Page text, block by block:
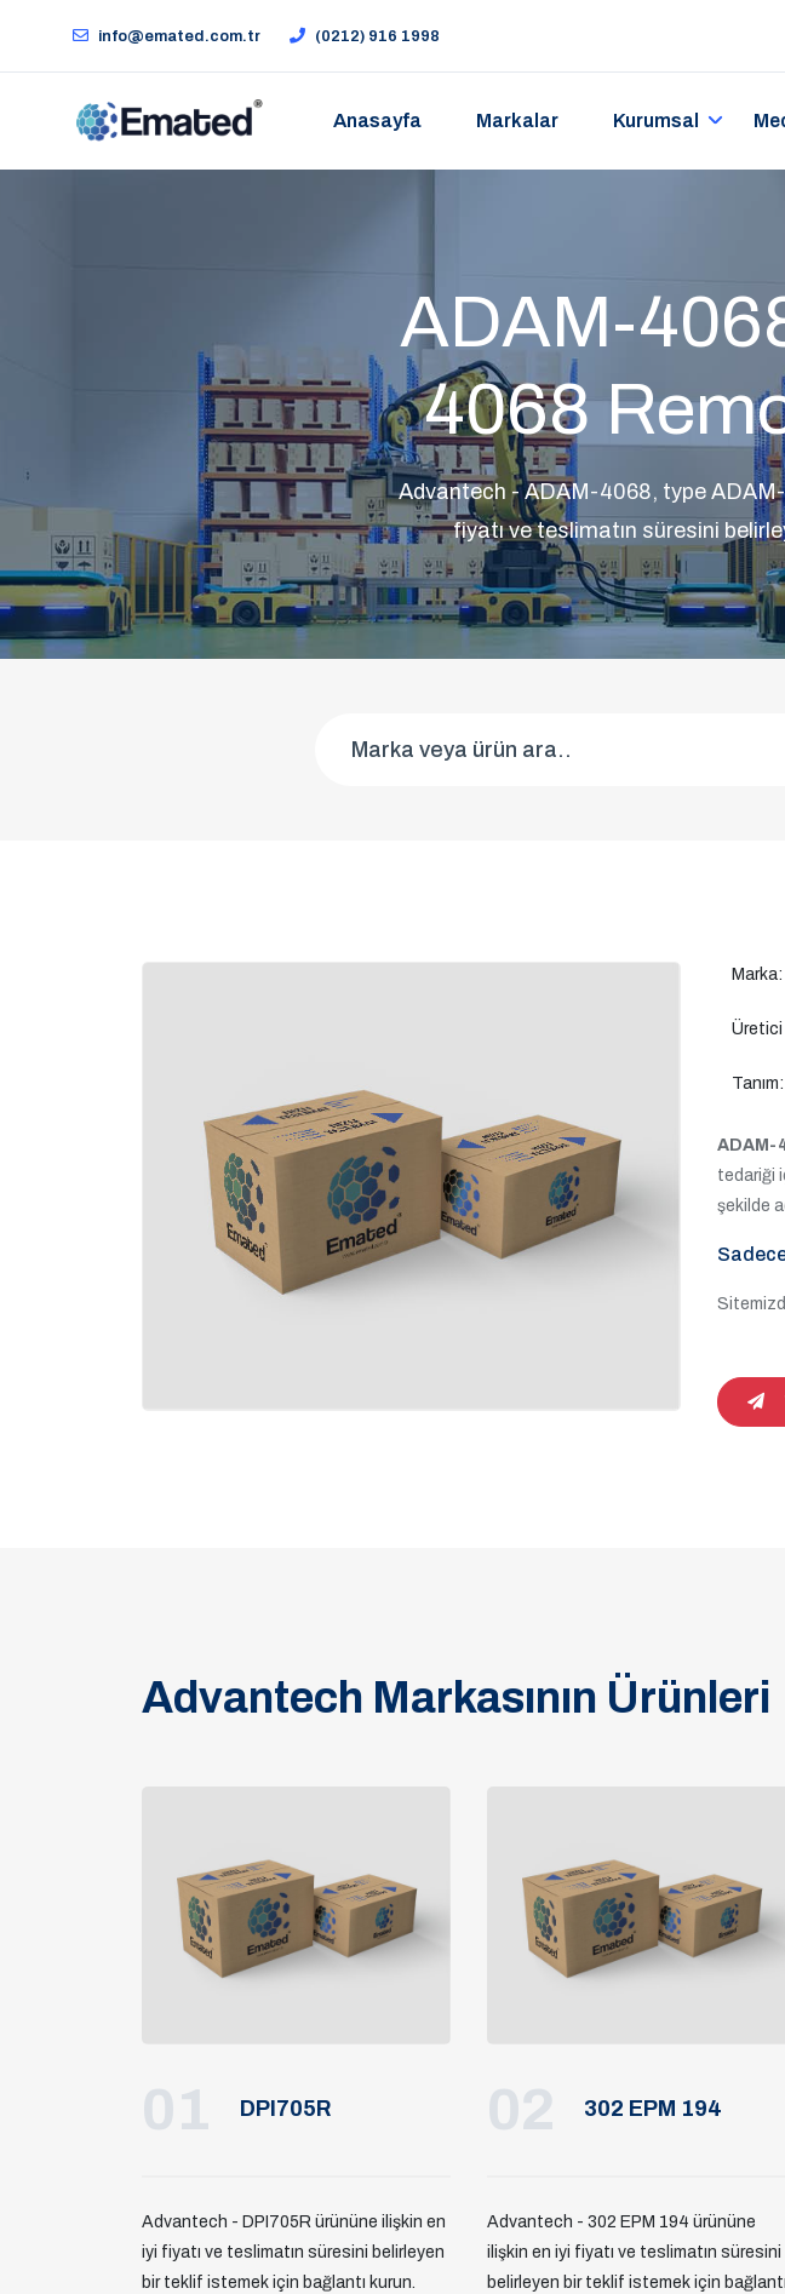
info@emated.com.tr (0212) 916 1998
Anasayfa Markalar Kurumsal
ADAM-
4068
Advantech - ADAM-4068, type
fiyatı ve teslimatın süresini
Marka:
Üretici
Tanım:
ADAM-
tedariği
şekilde
Advantech Markasının Ürünleri
01 DPI705R
Advantech - DPI705R ürününe ilişkin en
iyi fiyatı ve teslimatın süresini belirleyen
bir teklif istemek için bağlantı kurun.
02 302 EPM 194
Advantech - 302 EPM 194 ürününe
ilişkin en iyi fiyatı ve teslimatın süresini
belirleyen bir teklif istemek için bağlantı